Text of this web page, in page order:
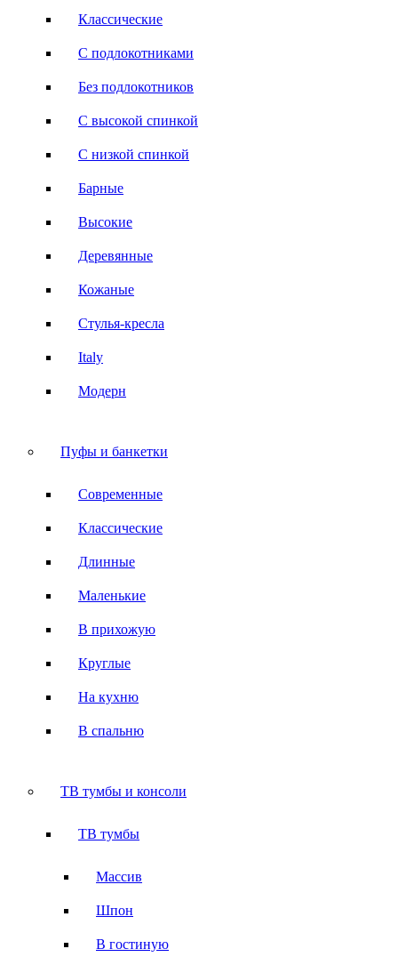
Классические
С подлокотниками
Без подлокотников
С высокой спинкой
С низкой спинкой
Барные
Высокие
Деревянные
Кожаные
Стулья-кресла
Italy
Модерн
Пуфы и банкетки
Современные
Классические
Длинные
Маленькие
В прихожую
Круглые
На кухню
В спальню
ТВ тумбы и консоли
ТВ тумбы
Массив
Шпон
В гостиную